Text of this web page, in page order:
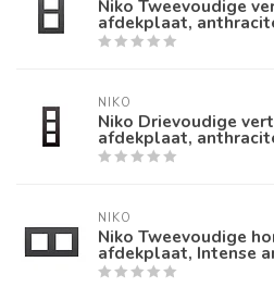
Niko Tweevoudige
afdekplaat,
NIKO
Niko Drievoudige
afdekplaat,
NIKO
Niko Tweevoudige
afdekplaat, Intense